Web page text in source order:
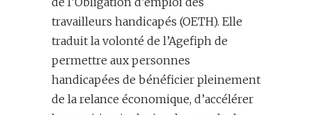
travailleurs handicapés (OETH). Elle
traduit la volonté de l’Agefiph de
permettre aux personnes
handicapées de bénéficier pleinement
de la relance économique, d’accélérer